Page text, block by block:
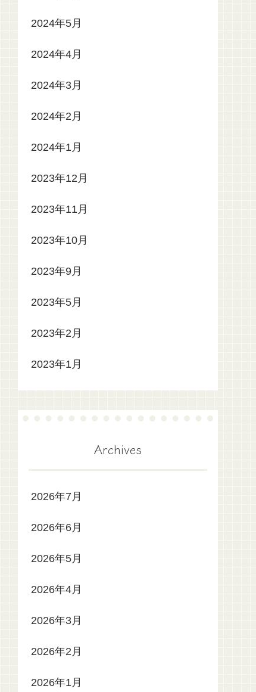
2024年5月
2024年4月
2024年3月
2024年2月
2024年1月
2023年12月
2023年11月
2023年10月
2023年9月
2023年5月
2023年2月
2023年1月
Archives
2026年7月
2026年6月
2026年5月
2026年4月
2026年3月
2026年2月
2026年1月